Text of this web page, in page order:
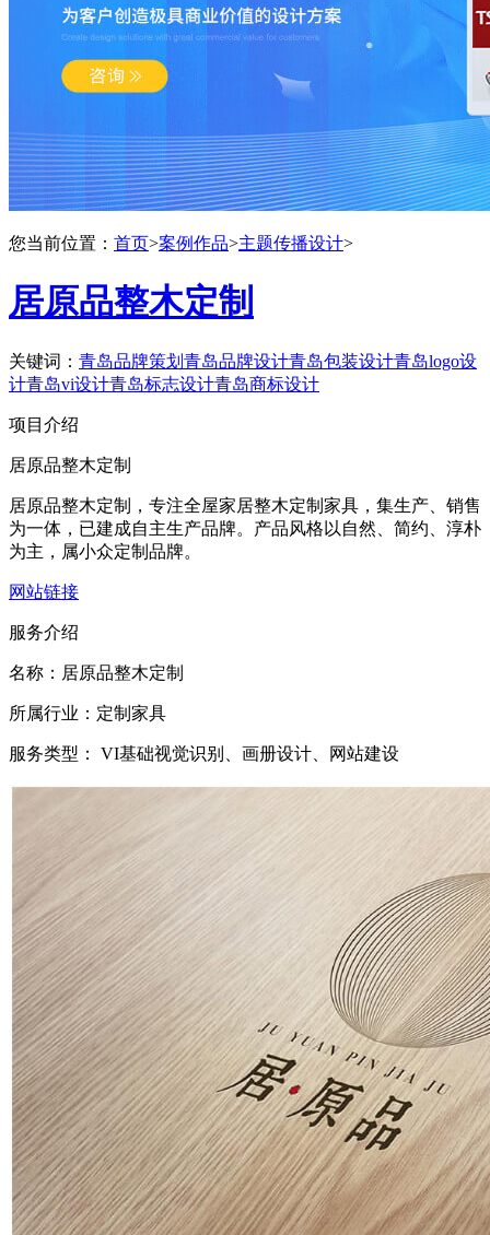
您当前位置： 首页>案例作品>主题传播设计>
居原品整木定制
关键词： 青岛品牌策划 青岛品牌设计青岛包装设计青岛logo设
计青岛vi设计青岛标志设计青岛商标设计
项目介绍
居原品整木定制
居原品整木定制，专注全屋家居整木定制家具，集生产、销售
为一体，已建成自主生产品牌。产品风格以自然、简约、淳朴
为主，属小众定制品牌。
网站链接
服务介绍
名称： 居原品整木定制
所属行业： 定制家具
服务类型： VI基础视觉识别、画册设计、网站建设